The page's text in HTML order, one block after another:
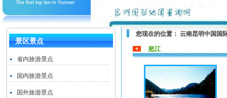
景区景点
省内旅游景点
国内旅游景点
国外旅游景点
您现在的位置： 云南昆明中国国
怒江